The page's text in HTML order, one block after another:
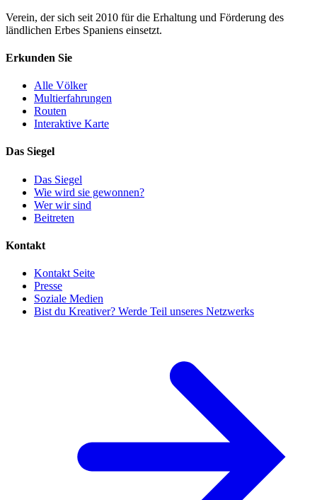
Verein, der sich seit 2010 für die Erhaltung und Förderung des
ländlichen Erbes Spaniens einsetzt.
Erkunden Sie
Alle Völker
Multierfahrungen
Routen
Interaktive Karte
Das Siegel
Das Siegel
Wie wird sie gewonnen?
Wer wir sind
Beitreten
Kontakt
Kontakt Seite
Presse
Soziale Medien
Bist du Kreativer? Werde Teil unseres Netzwerks